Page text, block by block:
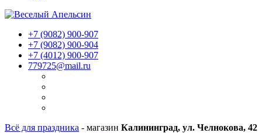
+7 (9082) 900-907
+7 (9082) 900-904
+7 (4012) 900-907
779725@mail.ru
Всё для праздника - магазин Калининград, ул. Челнокова, 42